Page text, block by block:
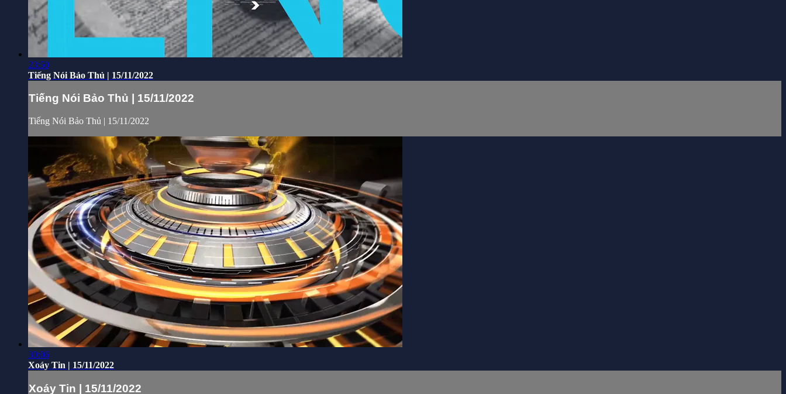
23:50
Tiếng Nói Bảo Thủ | 15/11/2022
Tiếng Nói Bảo Thủ | 15/11/2022
Tiếng Nói Bảo Thủ | 15/11/2022
30:06
Xoáy Tin | 15/11/2022
Xoáy Tin | 15/11/2022